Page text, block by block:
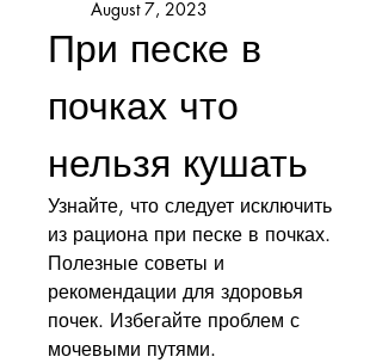
August 7, 2023
При песке в
почках что
нельзя кушать
Узнайте, что следует исключить
из рациона при песке в почках.
Полезные советы и
рекомендации для здоровья
почек. Избегайте проблем с
мочевыми путями.